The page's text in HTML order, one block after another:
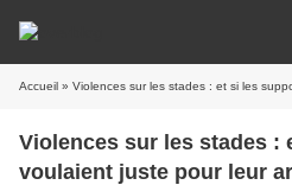
Accueil » Violences sur les stades : et si les
Violences sur les stades :
voulaient juste pour leur